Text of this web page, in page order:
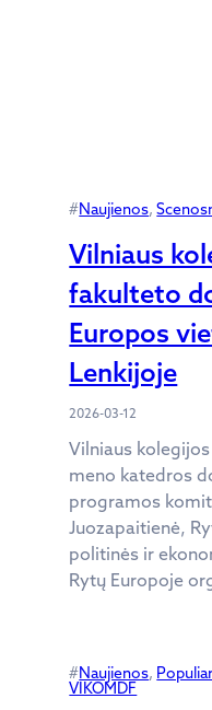
#Naujienos,
Vilniaus
fakulteto
Europos
Lenkijoje
2026-03-12
Vilniaus
meno katedros
programos
Juozapaitienė,
politinės ir
Rytų Europoje
#Naujienos,
VIKOMDF